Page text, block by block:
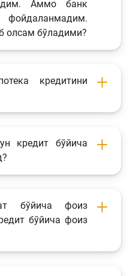
Аммо банк
олсам бўладими?
кредитини
кредит бўйича
бўйича фоиз
бўйича фоиз